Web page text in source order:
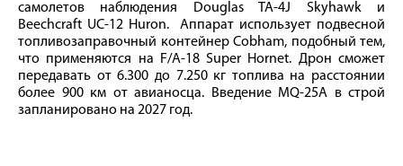
самолетов наблюдения Douglas TA-4J Skyhawk и
Beechcraft UC-12 Huron. Аппарат использует подвесной
топливозаправочный контейнер Cobham, подобный тем,
что применяются на F/A-18 Super Hornet. Дрон сможет
передавать от 6.300 до 7.250 кг топлива на расстоянии
более 900 км от авианосца. Введение MQ-25А в строй
запланировано на 2027 год.